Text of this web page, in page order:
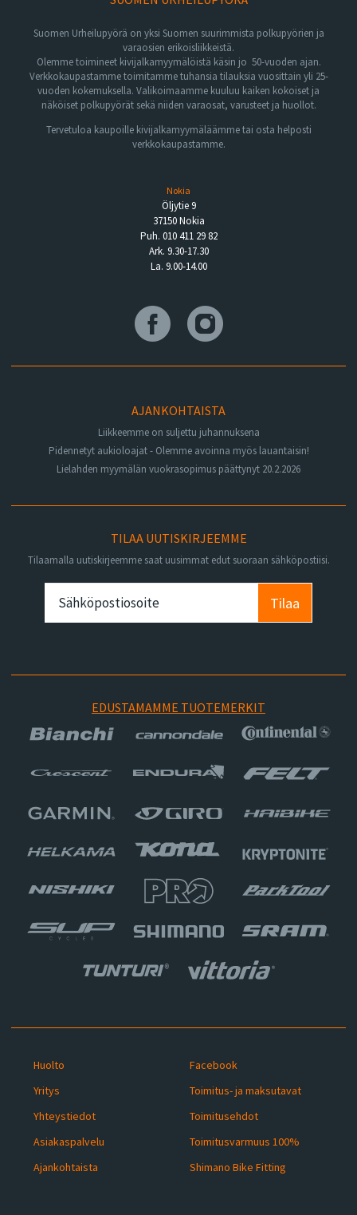
Suomen Urheilupyörä on yksi Suomen suurimmista polkupyörien ja
varaosien erikoisliikkeistä.
Olemme toimineet kivijalkamyymälöistä käsin jo 50-vuoden ajan.
Verkkokaupastamme toimitamme tuhansia tilauksia vuosittain yli 25-
vuoden kokemuksella. Valikoimaamme kuuluu kaiken kokoiset ja
näköiset polkupyörät sekä niiden varaosat, varusteet ja huollot.
Tervetuloa kaupoille kivijalkamyymäläämme tai osta helposti
verkkokaupastamme.
Nokia
Öljytie 9
37150 Nokia
Puh. 010 411 29 82
Ark. 9.30-17.30
La. 9.00-14.00
AJANKOHTAISTA
Liikkeemme on suljettu juhannuksena
Pidennetyt aukioloajat - Olemme avoinna myös lauantaisin!
Lielahden myymälän vuokrasopimus päättynyt 20.2.2026
TILAA UUTISKIRJEEMME
Tilaamalla uutiskirjeemme saat uusimmat edut suoraan sähköpostiisi.
Tilaa
EDUSTAMAMME TUOTEMERKIT
Huolto
Yritys
Yhteystiedot
Asiakaspalvelu
Ajankohtaista
Facebook
Toimitus- ja maksutavat
Toimitusehdot
Toimitusvarmuus 100%
Shimano Bike Fitting